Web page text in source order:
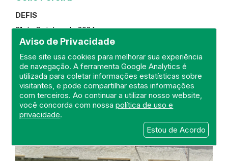
Aviso de Privacidade
Esse site usa cookies para melhorar sua experiência
de navegação. A ferramenta Google Analytics é
utilizada para coletar informações estatísticas sobre
visitantes, e pode compartilhar estas informações
com terceiros. Ao continuar a utilizar nosso website,
você concorda com nossapolítica de uso e
privacidade.
Estou de Acordo
DEFIS
31 de October de 2024
REGIÃO METROPOLITANA
DEFIS
ATO MÉDICO
CLÍNICA DA FAMÍLIA